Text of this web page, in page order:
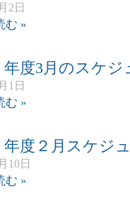
2日
む »
年度3月のスケジ
1日
む »
年度２月スケジ
10日
む »